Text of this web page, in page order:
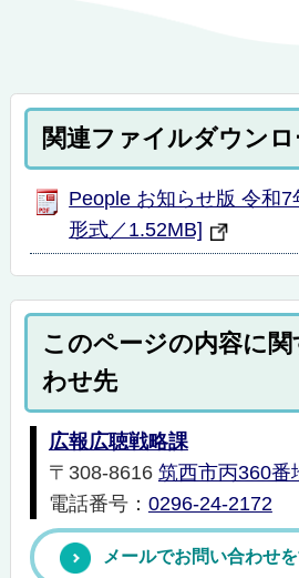
関連ファイルダウンロ
People お知らせ版 令和
形式／1.52MB]
このページの内容に
わせ先
広報広聴戦略課
〒308-8616 筑西市丙360番
電話番号： 0296-24-2172
メールでお問い合わせ